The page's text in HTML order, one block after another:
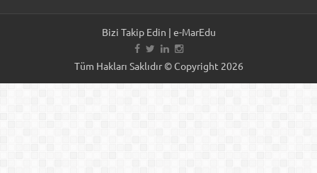
Bizi Takip Edin | e-MarEdu
Tüm Hakları Saklıdır © Copyright 2026